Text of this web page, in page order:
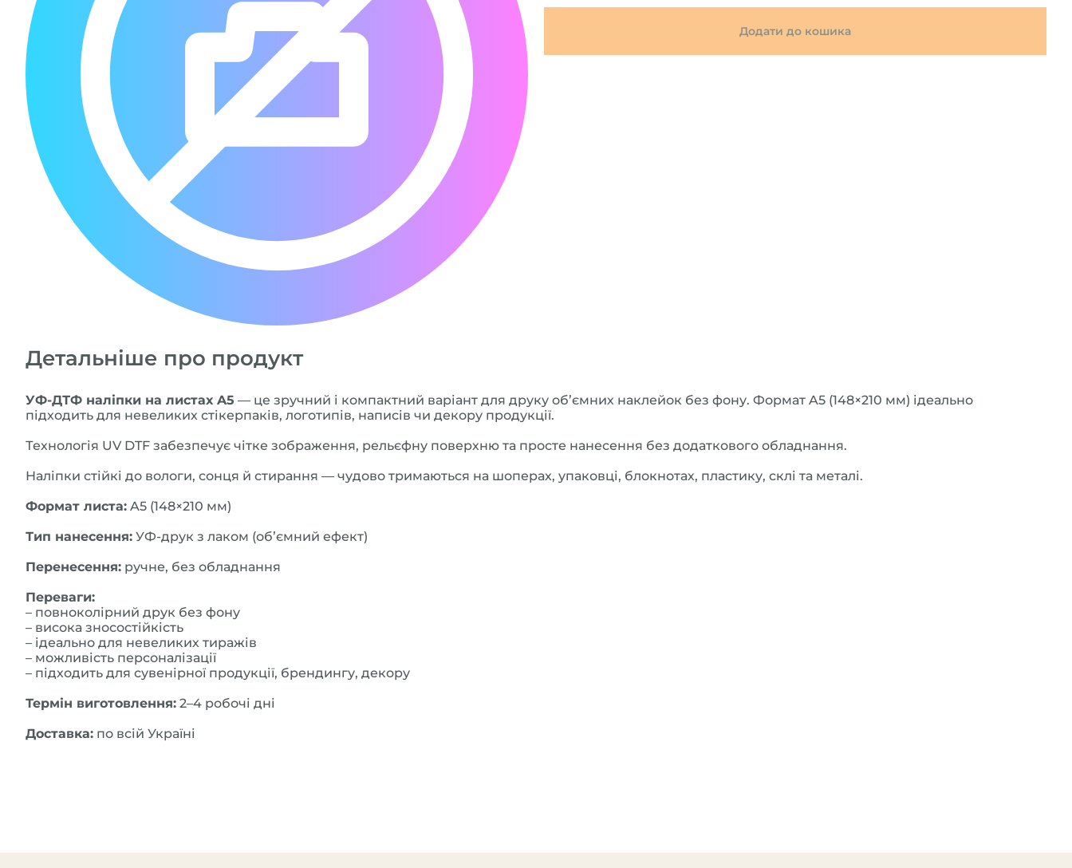
Додати до кошика
Детальніше про продукт
УФ-ДТФ наліпки на листах A5 — це зручний і компактний варіант для друку об’ємних наклейок без фону. Формат A5 (148×210 мм) ідеально
підходить для невеликих стікерпаків, логотипів, написів чи декору продукції.
Технологія UV DTF забезпечує чітке зображення, рельєфну поверхню та просте нанесення без додаткового обладнання.
Наліпки стійкі до вологи, сонця й стирання — чудово тримаються на шоперах, упаковці, блокнотах, пластику, склі та металі.
Формат листа: A5 (148×210 мм)
Тип нанесення: УФ-друк з лаком (обʼємний ефект)
Перенесення: ручне, без обладнання
Переваги:
– повноколірний друк без фону
– висока зносостійкість
– ідеально для невеликих тиражів
– можливість персоналізації
– підходить для сувенірної продукції, брендингу, декору
Термін виготовлення: 2–4 робочі дні
Доставка: по всій Україні